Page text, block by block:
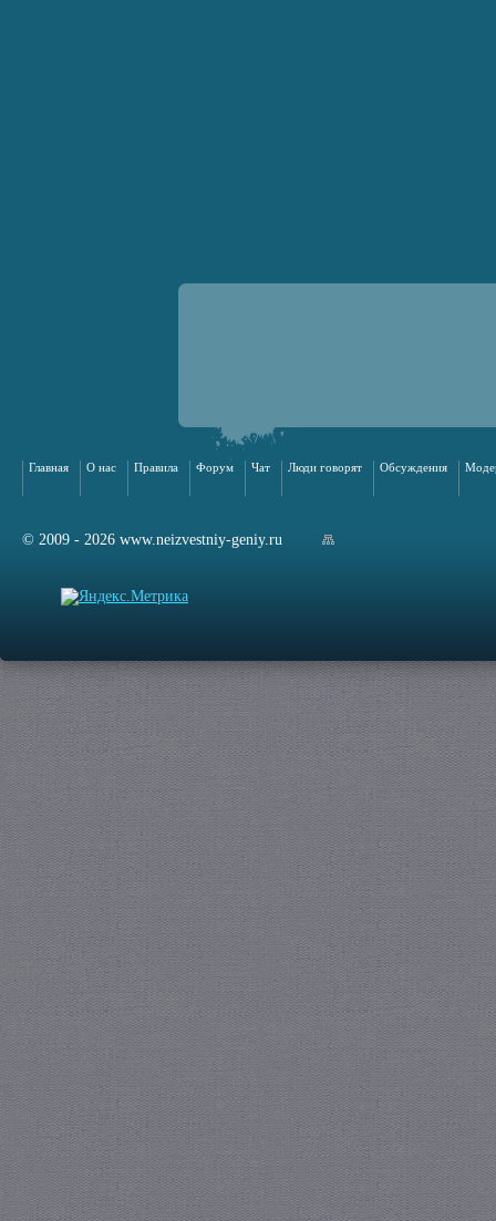
Главная О нас Правила Форум Чат Люди говорят Обсуждения
© 2009 - 2026 www.neizvestniy-geniy.ru
сайта